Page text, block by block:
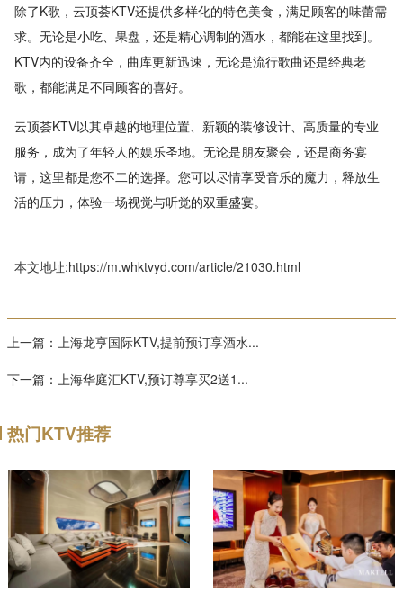
除了K歌，云顶荟KTV还提供多样化的特色美食，满足顾客的味蕾需
求。无论是小吃、果盘，还是精心调制的酒水，都能在这里找到。
KTV内的设备齐全，曲库更新迅速，无论是流行歌曲还是经典老
歌，都能满足不同顾客的喜好。
云顶荟KTV以其卓越的地理位置、新颖的装修设计、高质量的专业
服务，成为了年轻人的娱乐圣地。无论是朋友聚会，还是商务宴
请，这里都是您不二的选择。您可以尽情享受音乐的魔力，释放生
活的压力，体验一场视觉与听觉的双重盛宴。
本文地址:https://m.whktvyd.com/article/21030.html
上一篇： 上海龙亨国际KTV,提前预订享酒水...
下一篇： 上海华庭汇KTV,预订尊享买2送1...
热门KTV推荐